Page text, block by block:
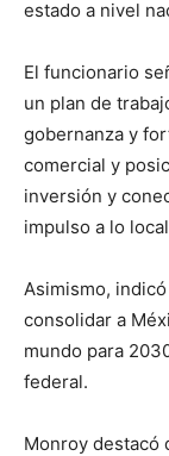
estado a nivel
El funcionario
un plan de
gobernanza y
comercial y
inversión y
impulso a lo
Asimismo,
consolidar a
mundo para
federal.
Monroy destacó